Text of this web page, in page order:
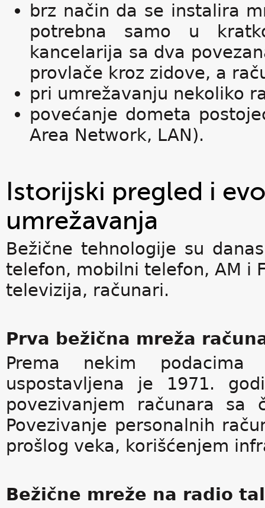
brz način da se instalira
potrebna samo u
kancelarija sa dva
provlače kroz zidove, a
pri umrežavanju nekoliko
povećanje dometa
Area Network, LAN).
Istorijski pregled i
umrežavanja
Bežične tehnologije su
telefon, mobilni telefon, AM i
televizija, računari.
Prva bežična mreža
Prema nekim
uspostavljena je 1971.
povezivanjem računara
Povezivanje personalnih
prošlog veka, korišćenjem
Bežične mreže na radio